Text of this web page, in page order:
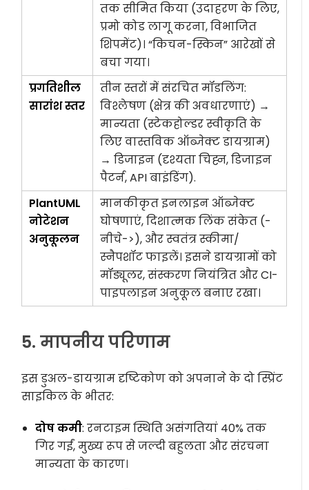
तक सीमित किया (उदाहरण के लिए,
प्रमो कोड लागू करना, विभाजित
शिपमेंट)। “किचन-स्किन” आरेखों से
बचा गया।
प्रगतिशील
सारांश स्तर
तीन स्तरों में संरचित मॉडलिंग:
विश्लेषण (क्षेत्र की अवधारणाएं) →
मान्यता (स्टेकहोल्डर स्वीकृति के
लिए वास्तविक ऑब्जेक्ट डायग्राम)
→ डिजाइन (दृश्यता चिह्न, डिजाइन
पैटर्न, API बाइंडिंग).
PlantUML
नोटेशन
अनुकूलन
मानकीकृत इनलाइन ऑब्जेक्ट
घोषणाएं, दिशात्मक लिंक संकेत (-
नीचे->), और स्वतंत्र स्कीमा/
स्नैपशॉट फाइलें। इसने डायग्रामों को
मॉड्यूलर, संस्करण नियंत्रित और CI-
पाइपलाइन अनुकूल बनाए रखा।
5. मापनीय परिणाम
इस डुअल-डायग्राम दृष्टिकोण को अपनाने के दो स्प्रिंट
साइकिल के भीतर:
दोष कमी: रनटाइम स्थिति असंगतियां 40% तक
गिर गईं, मुख्य रूप से जल्दी बहुलता और संरचना
मान्यता के कारण।